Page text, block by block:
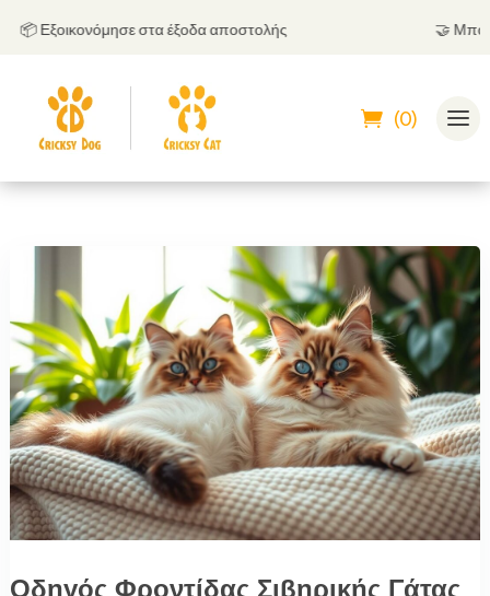
Εξοικονόμησε στα έξοδα αποστολής
(0)
Οδηγός Φροντίδας Σιβηρικής Γάτας